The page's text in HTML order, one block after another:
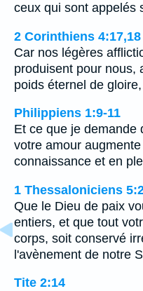
ceux qui sont appelés
2 Corinthiens 4:17,18
Car nos légères
produisent pour nous,
poids éternel de
Philippiens 1:9-11
Et ce que je demande
votre amour
connaissance et en
1 Thessaloniciens
Que le Dieu de paix
entiers, et que tout
corps, soit conservé
l'avènement de notre
Tite 2:14